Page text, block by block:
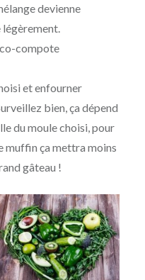
devienne
compote
et enfourner
bien, ça dépend
du moule choisi, pour
muffin ça mettra moins
gâteau !